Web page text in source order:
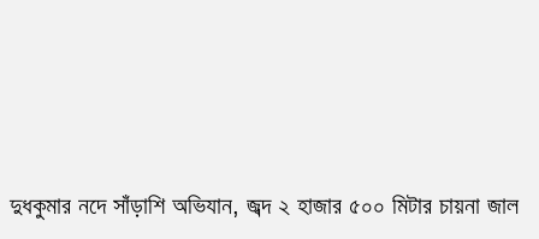
দুধকুমার নদে সাঁড়াশি অভিযান, জব্দ ২ হাজার ৫০০ মিটার চায়না জাল